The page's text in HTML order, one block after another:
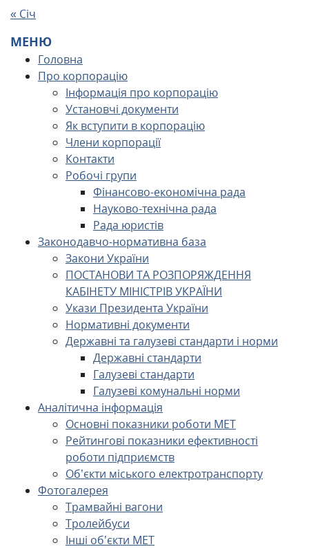
« Січ
МЕНЮ
Головна
Про корпорацію
Інформація про корпорацію
Установчі документи
Як вступити в корпорацію
Члени корпорації
Контакти
Робочі групи
Фінансово-економічна рада
Науково-технічна рада
Рада юристів
Законодавчо-нормативна база
Закони України
ПОСТАНОВИ ТА РОЗПОРЯЖДЕННЯ
КАБІНЕТУ МІНІСТРІВ УКРАЇНИ
Укази Президента України
Нормативні документи
Державні та галузеві стандарти і норми
Державні стандарти
Галузеві стандарти
Галузеві комунальні норми
Аналітична інформація
Основні показники роботи МЕТ
Рейтингові показники ефективності
роботи підприємств
Об’єкти міського електротранспорту
Фотогалерея
Трамвайні вагони
Тролейбуси
Інші об’єкти МЕТ